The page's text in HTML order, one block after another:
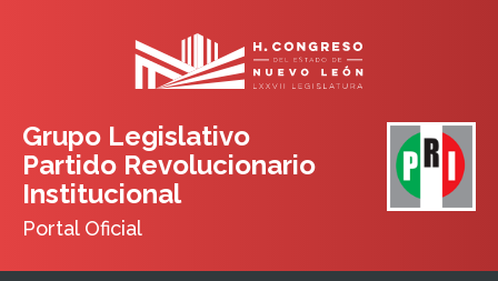
Grupo Legislativo
Partido Revolucionario
Institucional
Portal Oficial